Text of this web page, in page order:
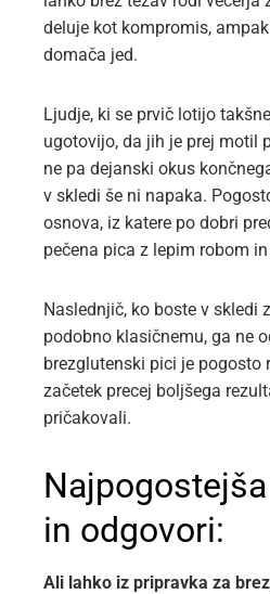
deluje kot kompromis,
domača jed.
Ljudje, ki se prvič lotijo
ugotovijo, da jih je prej motil
ne pa dejanski okus
v skledi še ni napaka.
osnova, iz katere po dobri
pečena pica z lepim robom
Naslednjič, ko boste v skledi
podobno klasičnemu, ga ne
brezglutenski pici je pogosto
začetek precej boljšega
pričakovali.
in odgovori:
Ali lahko iz pripravka za